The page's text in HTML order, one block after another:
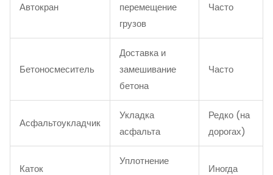
Автокран
перемещение
грузов
Часто
Бетоносмеситель
Доставка и
замешивание
бетона
Часто
Асфальтоукладчик
Укладка
асфальта
Редко (на
дорогах)
Каток
Уплотнение
Иногда